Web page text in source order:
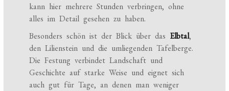
kann hier mehrere Stunden verbringen, ohne
alles im Detail gesehen zu haben.
Besonders schön ist der Blick über das Elbtal,
den Lilienstein und die umliegenden Tafelberge.
Die Festung verbindet Landschaft und
Geschichte auf starke Weise und eignet sich
auch gut für Tage, an denen man weniger